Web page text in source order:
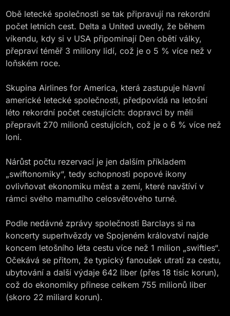
Obě letecké společnosti se tak připravují na rekordní
počet letních cest. Delta a United uvedly, že během
víkendu, kdy si v USA připomínají Den obětí války,
přepraví téměř 3 miliony lidí, což je o 5 % více než v
loňském roce.
Skupina Airlines for America, která zastupuje hlavní
americké letecké společnosti, předpovídá na letošní
léto rekordní počet cestujících: dopravci by měli
přepravit 270 milionů cestujících, což je o 6 % více než
loni.
Nárůst počtu rezervací je jen dalším příkladem
„swiftonomiky“, tedy schopnosti popové ikony
ovlivňovat ekonomiku měst a zemí, které navštíví v
rámci svého mamutího celosvětového turné.
Podle nedávné zprávy společnosti Barclays si na
koncerty superhvězdy ve Spojeném království najde
koncem letošního léta cestu více než 1 milion „swifties“.
Očekává se přitom, že typický fanoušek utratí za cestu,
ubytování a další výdaje 642 liber (přes 18 tisíc korun),
což do ekonomiky přinese celkem 755 milionů liber
(skoro 22 miliard korun).